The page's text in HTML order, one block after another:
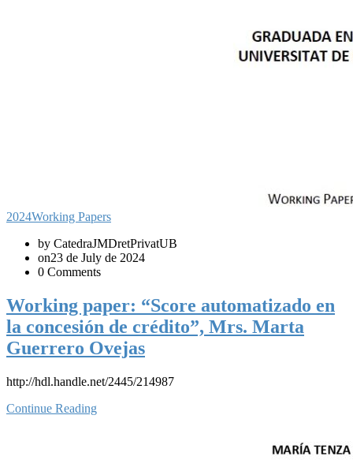
2024Working Papers
by CatedraJMDretPrivatUB
on23 de July de 2024
0 Comments
Working paper: “Score automatizado en
la concesión de crédito”, Mrs. Marta
Guerrero Ovejas
http://hdl.handle.net/2445/214987
Continue Reading